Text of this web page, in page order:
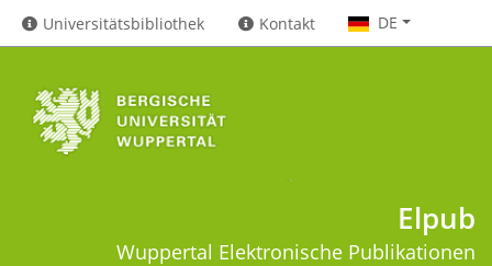
Universitätsbibliothek Kontakt DE
Elpub
Wuppertal Elektronische Publikationen